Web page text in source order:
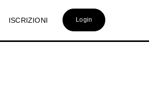
ISCRIZIONI Login